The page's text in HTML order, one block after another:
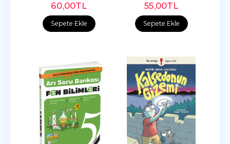
Sepete Ekle
60,00TL
Sepete Ekle
55,00TL